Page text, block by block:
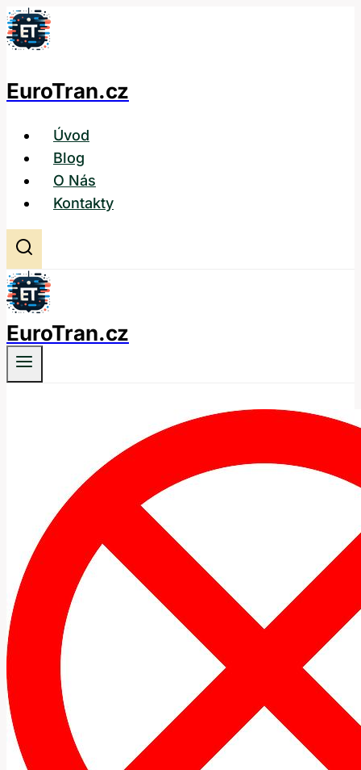
Přeskočit
na
EuroTran.cz
Úvod
Blog
O Nás
Kontakty
EuroTran.cz